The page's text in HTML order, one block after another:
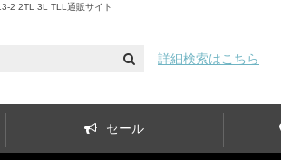
2 2TL 3L TLL通販サイト
詳細検索はこちら
セール